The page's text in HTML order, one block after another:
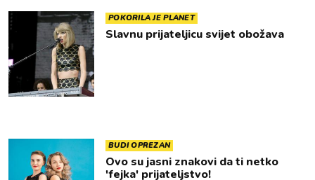
POKORILA JE PLANET
Slavnu prijateljicu svijet obožava
BUDI OPREZAN
Ovo su jasni znakovi da ti netko
'fejka' prijateljstvo!